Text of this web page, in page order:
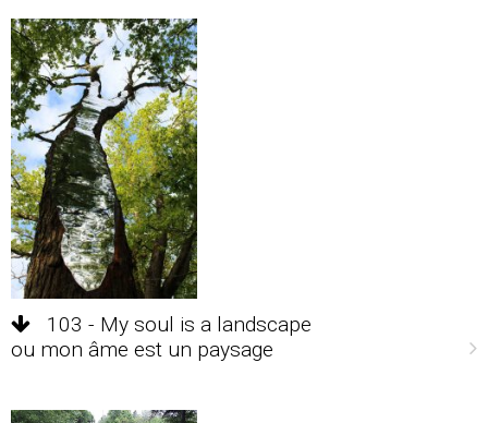
103 - My soul is a landscape
ou mon âme est un paysage